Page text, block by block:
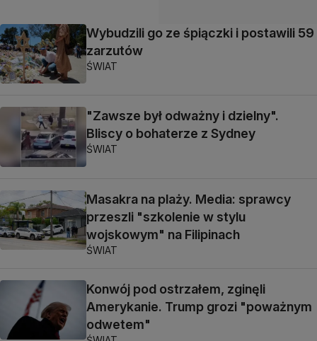
Wybudzili go ze śpiączki i postawili 59
zarzutów
ŚWIAT
"Zawsze był odważny i dzielny".
Bliscy o bohaterze z Sydney
ŚWIAT
Masakra na plaży. Media: sprawcy
przeszli "szkolenie w stylu
wojskowym" na Filipinach
ŚWIAT
Konwój pod ostrzałem, zginęli
Amerykanie. Trump grozi "poważnym
odwetem"